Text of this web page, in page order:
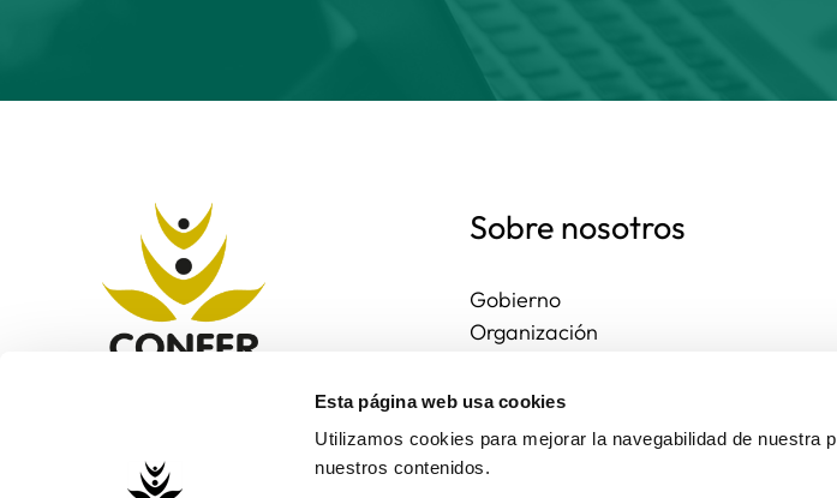
Esta página web usa cookies
Utilizamos cookies para mejorar la navegabilidad de nuestra
nuestros contenidos.
Sobre nosotros
Gobierno
Organización
Entornos seguros
Contacto